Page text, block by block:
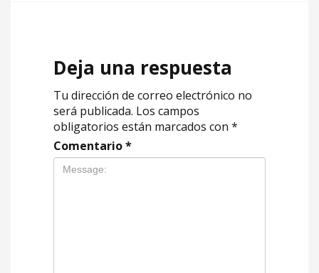
Deja una respuesta
Tu dirección de correo electrónico no
será publicada. Los campos
obligatorios están marcados con *
Comentario*